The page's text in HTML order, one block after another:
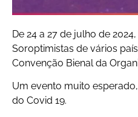
De 24 a 27 de julho de
Soroptimistas de vários
Convenção Bienal da
Um evento muito
do Covid 19.